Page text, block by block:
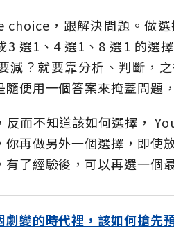
choice，跟解決問題。做
3 選1、4 選1、8 選1 的選
減？就要靠分析、判斷，
便用一個答案來掩蓋問題
反而不知道該如何選擇，
再做另外一個選擇，即使
了經驗後，可以再選一個
變的時代裡，該如何搶先